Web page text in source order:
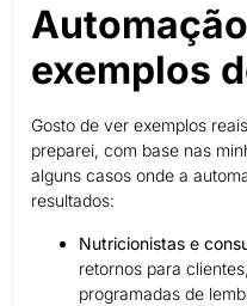
exemplos
Gosto de ver exemplos
preparei, com base nas
alguns casos onde a
resultados:
Nutricionistas e
retornos para
programadas de